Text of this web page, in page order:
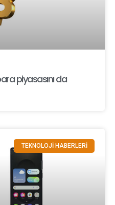
piyasasını da
TEKNOLOJİ HABERLERİ